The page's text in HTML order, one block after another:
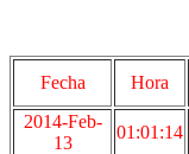
Fecha Hora
2014-Feb-
13
01:01:14